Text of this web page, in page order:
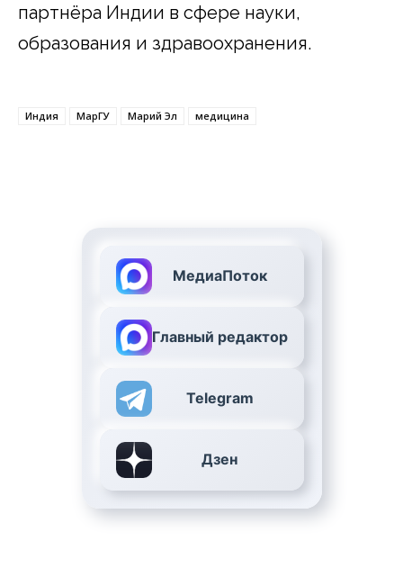
партнёра Индии в сфере науки,
образования и здравоохранения.
Индия МарГУ Марий Эл медицина
МедиаПоток
Главный редактор
Telegram
Дзен